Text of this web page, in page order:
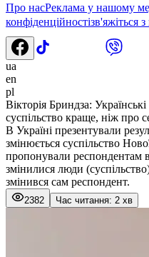
Про насРеклама у нашому
конфіденційностізв'яжіться
ua
en
pl
Вікторія Бриндза:
суспільство краще, ніж про
В Україні презентували
змінюється суспільство
пропонували респондентам
змінилися люди
змінився сам респондент.
2382 Час читання: 2 хв